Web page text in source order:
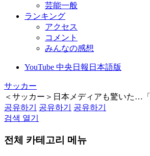
芸能一般
ランキング
アクセス
コメント
みんなの感想
YouTube 中央日報日本語版
サッカー
＜サッカー＞日本メディアも驚いた…
공유하기
공유하기
공유하기
검색 열기
전체 카테고리 메뉴